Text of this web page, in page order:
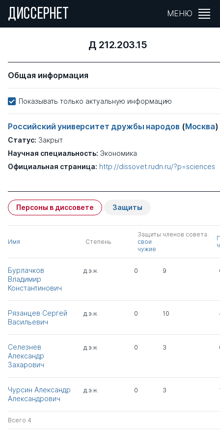
ДИССЕРНЕТ МЕНЮ
Д 212.203.15
Общая информация
Показывать только актуальную информацию
Российский университет дружбы народов (Москва)
Статус: Закрыт
Научная специальность: Экономика
Официальная страница: http://dissovet.rudn.ru/?p=sciences
Персоны в диссовете Защиты
Имя Степень
Защиты членов совета:
свои
чужие
Бурлачков
Владимир
Константинович
д.э.н. 0 9
Рязанцев Сергей
Васильевич
д.э.н. 0 10
Селезнев
Александр
Захарович
д.э.н. 0 3
Чурсин Александр
Александрович
д.э.н. 0 3
Всего 4